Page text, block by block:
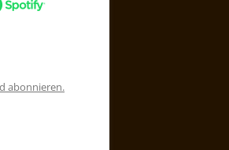
abonnieren.